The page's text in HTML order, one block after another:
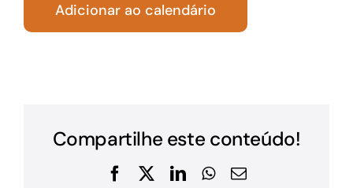
Adicionar ao calendário
Compartilhe este conteúdo!
Facebook
X LinkedInWhatsApp
E-